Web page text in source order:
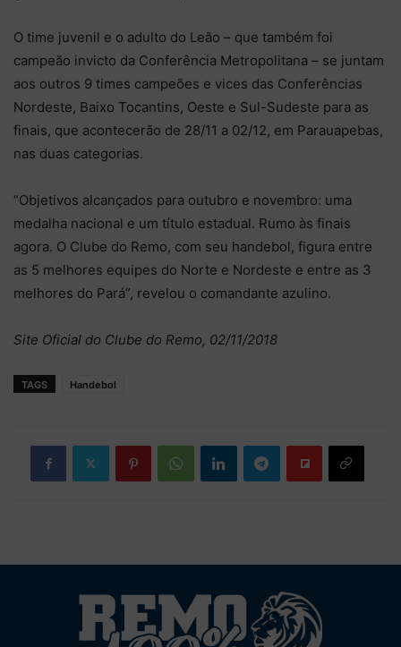
O time juvenil e o adulto do Leão – que também foi
campeão invicto da Conferência Metropolitana – se juntam
aos outros 9 times campeões e vices das Conferências
Nordeste, Baixo Tocantins, Oeste e Sul-Sudeste para as
finais, que acontecerão de 28/11 a 02/12, em Parauapebas,
nas duas categorias.
“Objetivos alcançados para outubro e novembro: uma
medalha nacional e um título estadual. Rumo às finais
agora. O Clube do Remo, com seu handebol, figura entre
as 5 melhores equipes do Norte e Nordeste e entre as 3
melhores do Pará”, revelou o comandante azulino.
Site Oficial do Clube do Remo, 02/11/2018
TAGS Handebol